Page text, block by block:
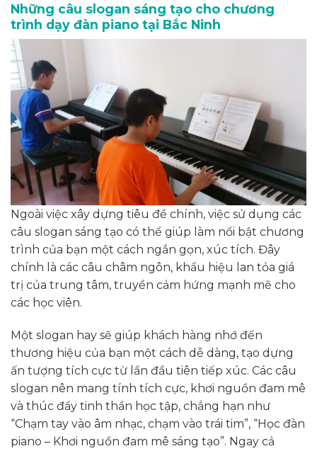
Những câu slogan sáng tạo cho chương
trình dạy đàn piano tại Bắc Ninh
Ngoài việc xây dựng tiêu đề chính, việc sử dụng các
câu slogan sáng tạo có thể giúp làm nổi bật chương
trình của bạn một cách ngắn gọn, xúc tích. Đây
chính là các câu châm ngôn, khẩu hiệu lan tỏa giá
trị của trung tâm, truyền cảm hứng mạnh mẽ cho
các học viên.
Một slogan hay sẽ giúp khách hàng nhớ đến
thương hiệu của bạn một cách dễ dàng, tạo dựng
ấn tượng tích cực từ lần đầu tiên tiếp xúc. Các câu
slogan nên mang tính tích cực, khơi nguồn đam mê
và thúc đẩy tinh thần học tập, chẳng hạn như
“Chạm tay vào âm nhạc, chạm vào trái tim”, “Học đàn
piano – Khơi nguồn đam mê sáng tạo”. Ngay cả